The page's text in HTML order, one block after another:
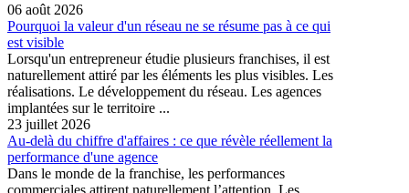
06 août 2026
Pourquoi la valeur d'un réseau ne se résume pas à ce qui
est visible
Lorsqu'un entrepreneur étudie plusieurs franchises, il est
naturellement attiré par les éléments les plus visibles. Les
réalisations. Le développement du réseau. Les agences
implantées sur le territoire ...
23 juillet 2026
Au-delà du chiffre d'affaires : ce que révèle réellement la
performance d'une agence
Dans le monde de la franchise, les performances
commerciales attirent naturellement l’attention. Les